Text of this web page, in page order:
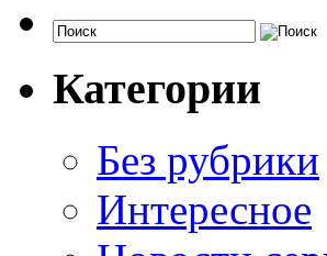
Категории
Без рубрики
Интересное